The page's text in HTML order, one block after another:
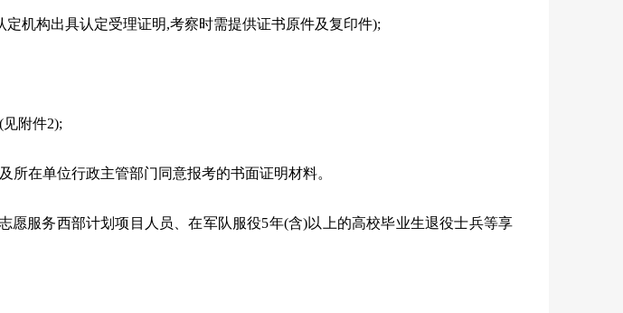
机构出具认定受理证明,考察时需提供证书原件及复印件);
附件2);
所在单位行政主管部门同意报考的书面证明材料。
愿服务西部计划项目人员、在军队服役5年(含)以上的高校毕业生退役士兵等享